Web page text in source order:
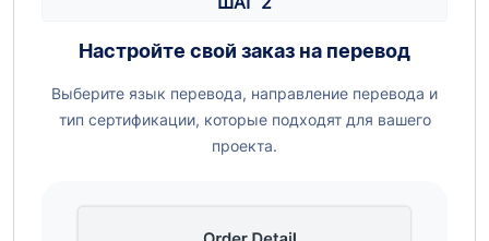
Настройте свой заказ на перевод
Выберите язык перевода, направление перевода и
тип сертификации, которые подходят для вашего
проекта.